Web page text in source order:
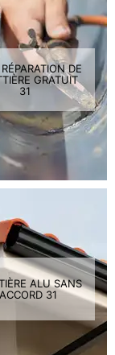
DE
GRATUIT
31
ALU SANS
31